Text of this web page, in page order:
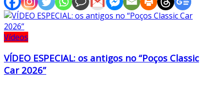
Vídeos
VÍDEO ESPECIAL: os antigos no “Poços Classic
Car 2026”